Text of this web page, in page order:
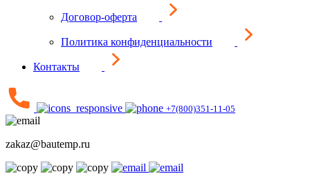
Договор-оферта
Политика конфиденциальности
Контакты
+7(800)351-11-05
zakaz@bautemp.ru